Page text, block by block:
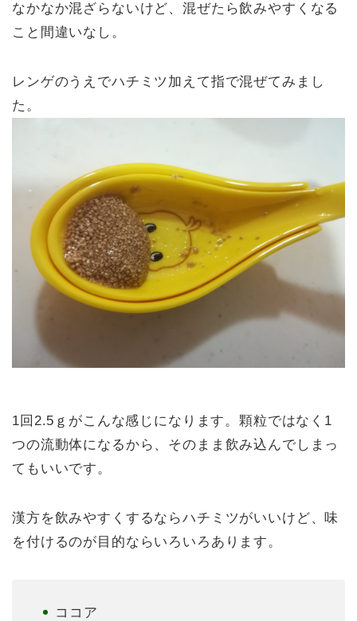
なかなか混ざらないけど、混ぜたら飲みやすくなる
こと間違いなし。
レンゲのうえでハチミツ加えて指で混ぜてみまし
た。
1回2.5ｇがこんな感じになります。顆粒ではなく1
つの流動体になるから、そのまま飲み込んでしまっ
てもいいです。
漢方を飲みやすくするならハチミツがいいけど、味
を付けるのが目的ならいろいろあります。
ココア